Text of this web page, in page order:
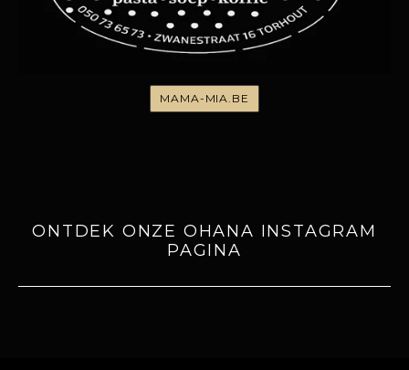
MAMA-MIA.BE
ONTDEK ONZE OHANA INSTAGRAM
PAGINA